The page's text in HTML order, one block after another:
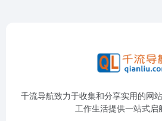
千流导航致力于收集和分享实用的网
工作生活提供一站式启